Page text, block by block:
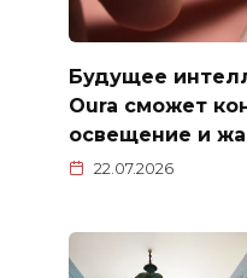
Будущее
Oura сможет
освещение и
22.07.2026